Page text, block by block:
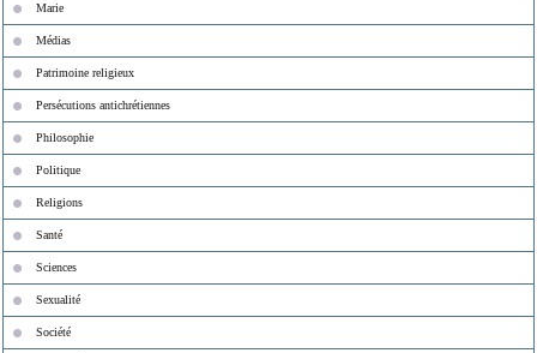
Marie
Médias
Patrimoine religieux
Persécutions antichrétiennes
Philosophie
Politique
Religions
Santé
Sciences
Sexualité
Société